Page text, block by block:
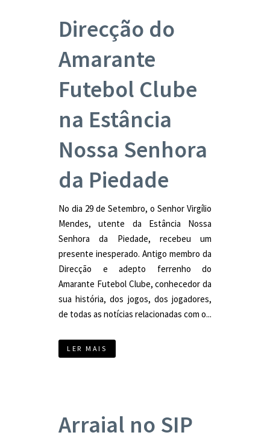
Direcção do
Amarante
Futebol Clube
na Estância
Nossa Senhora
da Piedade
No dia 29 de Setembro, o Senhor Virgílio
Mendes, utente da Estância Nossa
Senhora da Piedade, recebeu um
presente inesperado. Antigo membro da
Direcção e adepto ferrenho do
Amarante Futebol Clube, conhecedor da
sua história, dos jogos, dos jogadores,
de todas as notícias relacionadas com o...
LER MAIS
Arraial no SIP